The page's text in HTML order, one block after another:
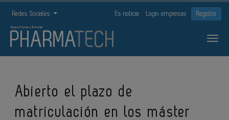
Redes Sociales Es noticia Login empresas Registro
Abierto el plazo de
matriculación en los máster